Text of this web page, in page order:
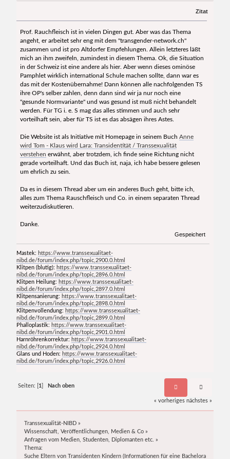
Zitat
Prof. Rauchfleisch ist in vielen Dingen gut. Aber was das Thema
angeht, er arbeitet sehr eng mit dem "transgender-network.ch"
zusammen und ist pro Altdorfer Empfehlungen. Allein letzteres läßt
mich an ihm zweifeln, zumindest in diesem Thema. Ok, die Situation
in der Schweiz ist eine andere als hier. Aber wenn dieses ominöse
Pamphlet wirklich international Schule machen sollte, dann war es
das mit der Kostenübernahme! Dann können alle nachfolgenden TS
ihre OP's selber zahlen, denn dann sind wir ja nur noch eine
"gesunde Normvariante" und was gesund ist muß nicht behandelt
werden. Für TG i. e. S mag das alles stimmen und auch sehr
vorteilhaft sein, aber für TS ist es das absägen ihres Astes.
Die Website ist als Initiative mit Homepage in seinem Buch Anne
wird Tom - Klaus wird Lara: Transidentität / Transsexualität
verstehen erwähnt, aber trotzdem, ich finde seine Richtung nicht
gerade vorteilhaft. Und das Buch ist, naja, ich habe bessere gelesen
um ehrlich zu sein.
Da es in diesem Thread aber um ein anderes Buch geht, bitte ich,
alles zum Thema Rauschfleisch und Co. in einem separaten Thread
weiterzudiskutieren.
Danke.
Gespeichert
Mastek: https://www.transsexualitaet-
nibd.de/forum/index.php/topic,2900.0.html
Klitpen (blutig): https://www.transsexualitaet-
nibd.de/forum/index.php/topic,2896.0.html
Klitpen Heilung: https://www.transsexualitaet-
nibd.de/forum/index.php/topic,2897.0.html
Klitpensanierung: https://www.transsexualitaet-
nibd.de/forum/index.php/topic,2898.0.html
Klitpenvollendung: https://www.transsexualitaet-
nibd.de/forum/index.php/topic,2899.0.html
Phalloplastik: https://www.transsexualitaet-
nibd.de/forum/index.php/topic,2901.0.html
Harnröhrenkorrektur: https://www.transsexualitaet-
nibd.de/forum/index.php/topic,2924.0.html
Glans und Hoden: https://www.transsexualitaet-
nibd.de/forum/index.php/topic,2926.0.html
Seiten: [ 1 Nach oben
« vorheriges nächstes »
Transsexualität-NIBD »
Wissenschaft, Veröffentlichungen, Medien & Co »
Anfragen vom Medien, Studenten, Diplomanten etc. »
Thema:
Suche Eltern von Transidenten Kindern (Informationen für eine Bachelorarbeit)